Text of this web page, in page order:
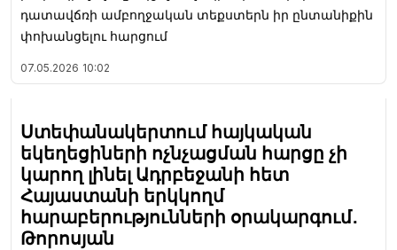
դատավճռի ամբողջական տեքստերն իր ընտանիքին
փոխանցելու հարցում
07.05.2026 10:02
Ստեփանակերտում հայկական
եկեղեցիների ոչնչացման հարցը չի
կարող լինել Ադրբեջանի հետ
Հայաստանի երկկողմ
հարաբերությունների օրակարգում․
Թորոսյան